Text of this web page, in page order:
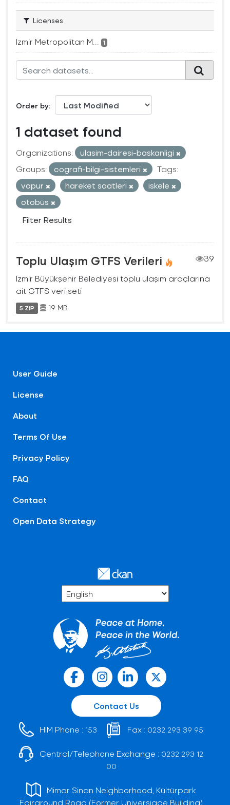
Licenses
Izmir Metropolitan M... 1
Order by
1 dataset found
Organizations:
ulasim-dairesi-baskanligi
Groups:
cografi-bilgi-sistemleri
Tags:
vapur
hareket saatleri
iskele
otobüs
Filter Results
Toplu Ulaşım GTFS Verileri
39
İzmir Büyükşehir Belediyesi toplu ulaşım araçlarına
ait GTFS veri seti
5 ZIP 19 MB
User Guide
License
About
Terms Of Use
Privacy Policy
FAQ
Contact
Open Data Strategy
Contact Us
HIM Phone : 153 Fax : 0232 293 39 95
Central/Telephone Exchange : 0232 293 12
00
Mimar Sinan Neighborhood, Kültürpark
Fairground Road (Former Universiade Building)